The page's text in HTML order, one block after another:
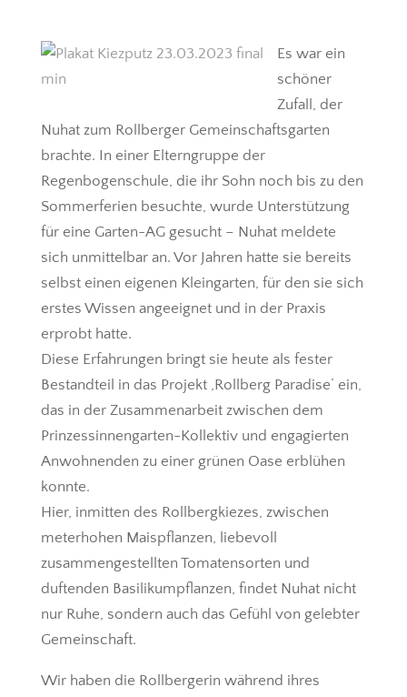
Es war ein
schöner
Zufall, der
Nuhat zum Rollberger Gemeinschaftsgarten
brachte. In einer Elterngruppe der
Regenbogenschule, die ihr Sohn noch bis zu den
Sommerferien besuchte, wurde Unterstützung
für eine Garten-AG gesucht – Nuhat meldete
sich unmittelbar an. Vor Jahren hatte sie bereits
selbst einen eigenen Kleingarten, für den sie sich
erstes Wissen angeeignet und in der Praxis
erprobt hatte.
Diese Erfahrungen bringt sie heute als fester
Bestandteil in das Projekt ‚Rollberg Paradise‘ ein,
das in der Zusammenarbeit zwischen dem
Prinzessinnengarten-Kollektiv und engagierten
Anwohnenden zu einer grünen Oase erblühen
konnte.
Hier, inmitten des Rollbergkiezes, zwischen
meterhohen Maispflanzen, liebevoll
zusammengestellten Tomatensorten und
duftenden Basilikumpflanzen, findet Nuhat nicht
nur Ruhe, sondern auch das Gefühl von gelebter
Gemeinschaft.
Wir haben die Rollbergerin während ihres